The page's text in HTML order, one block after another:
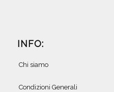
INFO:
Chi siamo
Condizioni Generali